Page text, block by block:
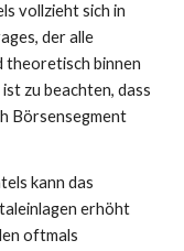
vollzieht sich in
der alle
theoretisch binnen
zu beachten, dass
Börsensegment
kann das
erhöht
oftmals